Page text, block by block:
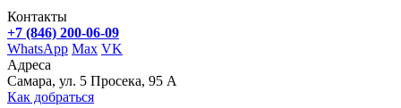
Контакты
+7 (846) 200-06-09
WhatsApp Max VK
Адреса
Самара, ул. 5 Просека, 95 А
Как добраться